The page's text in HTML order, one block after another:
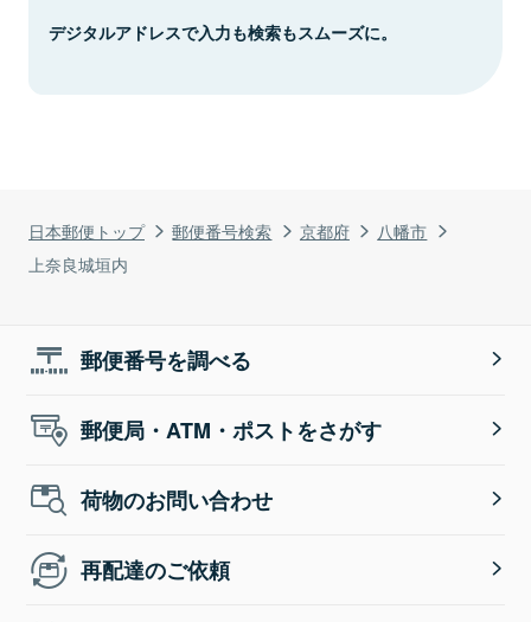
日本郵便トップ 郵便番号検索 京都府
八幡市
上奈良城垣内
デジタルアドレスで入力も検索もスムーズに。
郵便番号を調べる
郵便局・ATM・ポストをさがす
荷物のお問い合わせ
再配達のご依頼